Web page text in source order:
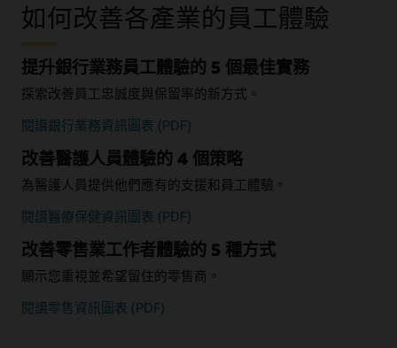
如何改善各產業的員工體驗
提升銀行業務員工體驗的 5 個最佳實務
探索改善員工忠誠度與保留率的新方式。
閱讀銀行業務資訊圖表 (PDF)
改善醫護人員體驗的 4 個策略
為醫護人員提供他們應有的支援和員工體驗。
閱讀醫療保健資訊圖表 (PDF)
改善零售業工作者體驗的 5 種方式
顯示您重視並希望留住的零售商。
閱讀零售資訊圖表 (PDF)